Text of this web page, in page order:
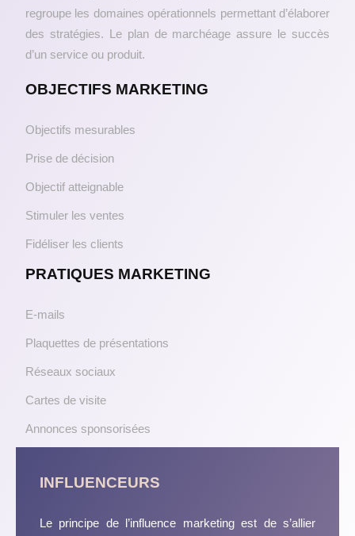
regroupe les domaines opérationnels permettant d’élaborer
des stratégies. Le plan de marchéage assure le succès
d’un service ou produit.
OBJECTIFS MARKETING
Objectifs mesurables
Prise de décision
Objectif atteignable
Stimuler les ventes
Fidéliser les clients
PRATIQUES MARKETING
E-mails
Plaquettes de présentations
Réseaux sociaux
Cartes de visite
Annonces sponsorisées
INFLUENCEURS
Le principe de l’influence marketing est de s’allier